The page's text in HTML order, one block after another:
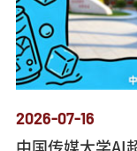
2026-07-16
中国传媒大学AI